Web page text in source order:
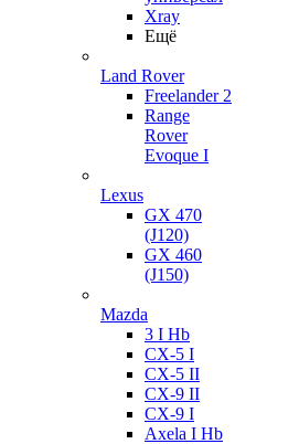
Xray
Ещё
Land Rover
Freelander 2
Range
Rover
Evoque I
Lexus
GX 470
(J120)
GX 460
(J150)
Mazda
3 I Hb
CX-5 I
CX-5 II
CX-9 II
CX-9 I
Axela I Hb